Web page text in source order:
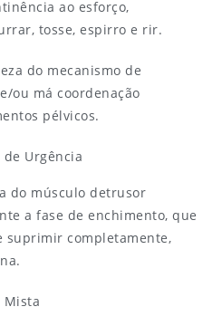
ao esforço,
tosse, espirro e rir.
do mecanismo de
ou má coordenação
pélvicos.
Urgência
do músculo detrusor
a fase de enchimento, que
suprimir completamente,